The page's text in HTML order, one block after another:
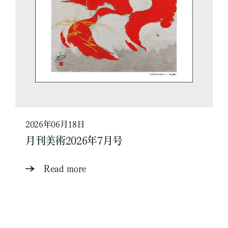
2026年06月18日
月刊美術2026年7月号
Read more